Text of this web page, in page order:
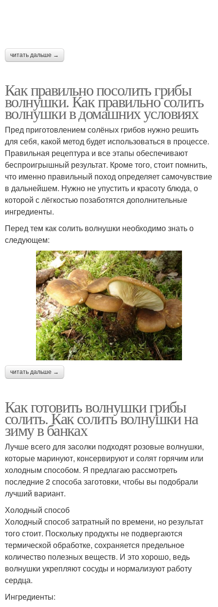
читать дальше →
Как правильно посолить грибы
волнушки. Как правильно солить
волнушки в домашних условиях
Пред приготовлением солёных грибов нужно решить
для себя, какой метод будет использоваться в процессе.
Правильная рецептура и все этапы обеспечивают
беспроигрышный результат. Кроме того, стоит помнить,
что именно правильный поход определяет самочувствие
в дальнейшем. Нужно не упустить и красоту блюда, о
которой с лёгкостью позаботятся дополнительные
ингредиенты.
Перед тем как солить волнушки необходимо знать о
следующем:
читать дальше →
Как готовить волнушки грибы
солить. Как солить волнушки на
зиму в банках
Лучше всего для засолки подходят розовые волнушки,
которые маринуют, консервируют и солят горячим или
холодным способом. Я предлагаю рассмотреть
последние 2 способа заготовки, чтобы вы подобрали
лучший вариант.
Холодный способ
Холодный способ затратный по времени, но результат
того стоит. Поскольку продукты не подвергаются
термической обработке, сохраняется предельное
количество полезных веществ. И это хорошо, ведь
волнушки укрепляют сосуды и нормализуют работу
сердца.
Ингредиенты: